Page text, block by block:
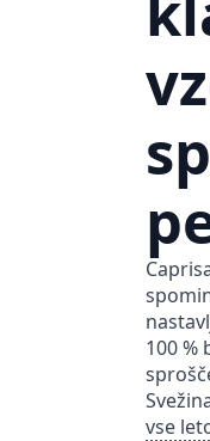
100 %
vse